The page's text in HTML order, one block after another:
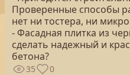
Проверенные способы
нет ни тостера, ни
- Фасадная плитка из
сделать надежный и
бетона?
35 0